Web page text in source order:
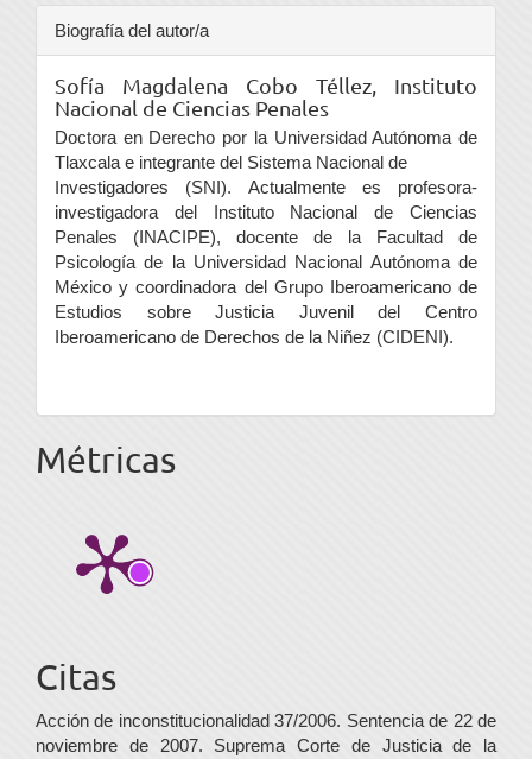
Biografía del autor/a
Sofía Magdalena Cobo Téllez, Instituto
Nacional de Ciencias Penales
Doctora en Derecho por la Universidad Autónoma de
Tlaxcala e integrante del Sistema Nacional de
Investigadores (SNI). Actualmente es profesora-
investigadora del Instituto Nacional de Ciencias
Penales (INACIPE), docente de la Facultad de
Psicología de la Universidad Nacional Autónoma de
México y coordinadora del Grupo Iberoamericano de
Estudios sobre Justicia Juvenil del Centro
Iberoamericano de Derechos de la Niñez (CIDENI).
Métricas
Citas
Acción de inconstitucionalidad 37/2006. Sentencia de 22 de
noviembre de 2007. Suprema Corte de Justicia de la